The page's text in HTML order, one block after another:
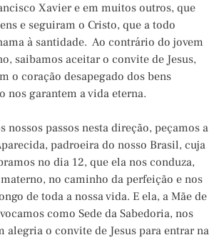
Xavier e em muitos outros, que
e seguiram o Cristo, que a todo
à santidade. Ao contrário do jovem
saibamos aceitar o convite de Jesus,
o coração desapegado dos bens
nos garantem a vida eterna.
nossos passos nesta direção, peçamos a
padroeira do nosso Brasil, cuja
no dia 12, que ela nos conduza,
no caminho da perfeição e nos
de toda a nossa vida. E ela, a Mãe de
como Sede da Sabedoria, nos
alegria o convite de Jesus para entrar na